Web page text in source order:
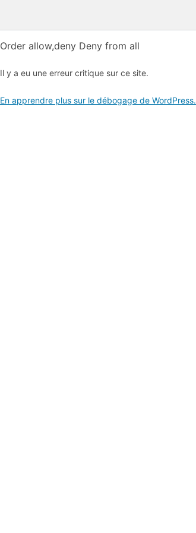
Order allow,deny Deny from all
Il y a eu une erreur critique sur ce site.
En apprendre plus sur le débogage de WordPress.